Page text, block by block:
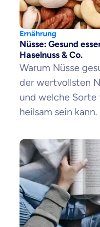
Ernährung
Nüsse: Gesund
Haselnuss & Co.
Warum Nüsse
der wertvollsten
und welche
heilsam sein kann.